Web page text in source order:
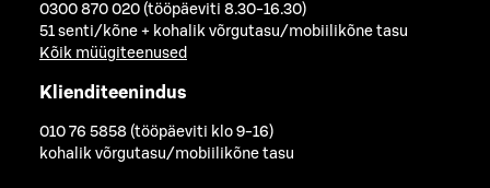
0300 870 020 (tööpäeviti 8.30-16.30)
51 senti/kõne + kohalik võrgutasu/mobiilikõne tasu
Kõik müügiteenused
Klienditeenindus
010 76 5858 (tööpäeviti klo 9-16)
kohalik võrgutasu/mobiilikõne tasu